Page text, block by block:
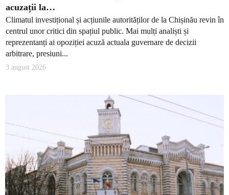
acuzații la…
Climatul investițional și acțiunile autorităților de la Chișinău revin în
centrul unor critici din spațiul public. Mai mulți analiști și
reprezentanți ai opoziției acuză actuala guvernare de decizii
arbitrare, presiuni...
3 august 2026